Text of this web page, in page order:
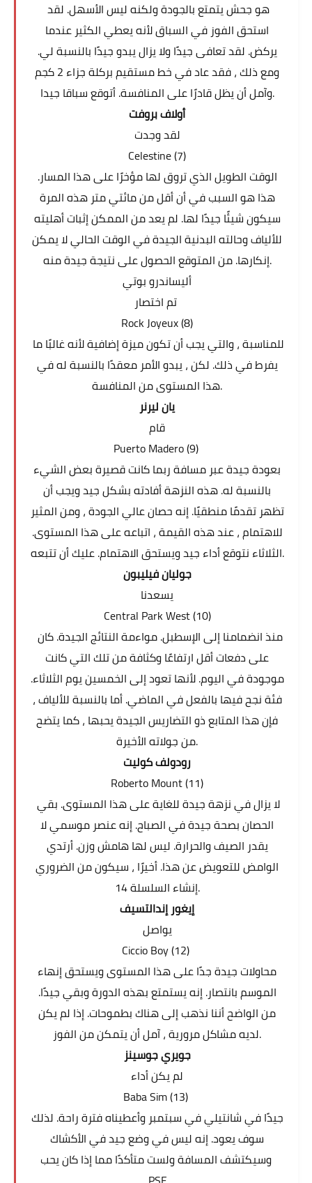
استحق الفوز في السباق لأنه يعطي الكثير عندما
يركض. لقد تعافى جيدًا ولا يزال يبدو جيدًا بالنسبة لي.
ومع ذلك ، فقد عاد في خط مستقيم بركلة جزاء 2 كجم
وآمل أن يظل قادرًا على المنافسة. أتوقع سباقا جيدا.
أولاف بروفت
لقد وجدت
Celestine (7)
الوقت الطويل الذي تروق لها مؤخرًا على هذا المسار.
هذا هو السبب في أن أقل من مائتي متر هذه المرة
سيكون شيئًا جيدًا لها. لم يعد من الممكن إثبات أهليته
للألياف وحالته البدنية الجيدة في الوقت الحالي لا يمكن
إنكارها. من المتوقع الحصول على نتيجة جيدة منه.
أليساندرو بوتي
Rock Joyeux (8)
يفرط في ذلك. لكن ، يبدو الأمر معقدًا بالنسبة له في
هذا المستوى من المنافسة.
يان ليرنر
قام
Puerto Madero (9)
بعودة جيدة عبر مسافة ربما كانت قصيرة بعض الشيء
بالنسبة له. هذه النزهة أفادته بشكل جيد ويجب أن
تظهر تقدمًا منطقيًا. إنه حصان عالي الجودة ، ومن المثير
للاهتمام ، عند هذه القيمة ، اتباعه على هذا المستوى.
الثلاثاء نتوقع أداء جيد ويستحق الاهتمام. عليك أن تتبعه.
جوليان فيليبون
يسعدنا
Central Park West (10)
على دفعات أقل ارتفاعًا وكثافة من تلك التي كانت
موجودة في اليوم. لأنها تعود إلى الخمسين يوم الثلاثاء.
فئة نجح فيها بالفعل في الماضي. أما بالنسبة للألياف ،
فإن هذا المتابع ذو التضاريس الجيدة يحبها ، كما يتضح
من جولاته الأخيرة.
رودولف كوليت
Roberto Mount (11)
الحصان بصحة جيدة في الصباح. إنه عنصر موسمي لا
يقدر الصيف والحرارة. ليس لها هامش وزن. أرتدي
الوامض للتعويض عن هذا. أخيرًا ، سيكون من الضروري
إنشاء السلسلة14
.
إيغور إندالتسيف
يواصل
Ciccio Boy (12)
محاولات جيدة جدًا على هذا المستوى ويستحق إنهاء
الموسم بانتصار. إنه يستمتع بهذه الدورة وبقي جيدًا.
من الواضح أننا نذهب إلى هناك بطموحات. إذا لم يكن
لديه مشاكل مرورية ، آمل أن يتمكن من الفوز.
جويري جوسينز
لم يكن أداء
Baba Sim (13)
جيدًا في شانتيلي في سبتمبر وأعطيناه فترة راحة. لذلك
سوف يعود. إنه ليس في وضع جيد في الأكشاك
وسيكتشف المسافة ولست متأكدًا مما إذا كان يحب